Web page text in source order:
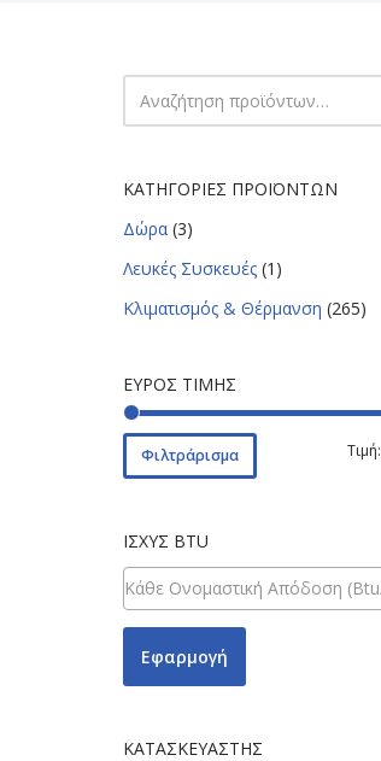
ΚΑΤΗΓΟΡΊΕΣ ΠΡΟΪΌΝΤΩΝ
Δώρα (3)
Λευκές Συσκευές (1)
Κλιματισμός & Θέρμανση (265)
ΕΎΡΟΣ ΤΙΜΉΣ
Φιλτράρισμα Τιμή:
ΙΣΧΎΣ BTU
Εφαρμογή
ΚΑΤΑΣΚΕΥΑΣΤΉΣ